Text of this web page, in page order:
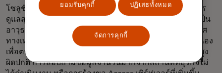
โซลูชันเทคโนโลยีอัตโนมัติที่สามารถช่วยให้บริษัทด้านการ
ดูแลสุขภาพค้นพบและแก้ไขปัญหาที่อาจเกิดขึ้นได้นั้น ถือเป็น
อาวุธสำคัญอย่างหนึ่ง ระบบเหล่านี้คอยตรวจสอบระบบนิเวศ
ทางเทคโนโลยีทั้งหมดขององค์กรทางการแพทย์อย่างต่อเนื่อง
เพื่อตรวจหาสิ่งผิดปกติ นี่อาจหมายถึงปริมาณการใช้งานที่สูง
ผิดปกติ การสอบถามข้อมูลจำนวนมากจากสถานที่ที่ธุรกิจไม่
ยอมรับคุกกี้ ปฏิเสธทั้งหมด
จัดการคุกกี้